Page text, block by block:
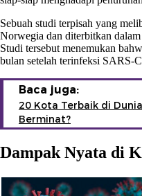
Sebuah studi terpisah yang
Norwegia dan diterbitkan
Studi tersebut menemukan
bulan setelah terinfeksi SARS-
Baca juga:
20 Kota Terbaik di
Berminat?
Dampak Nyata di